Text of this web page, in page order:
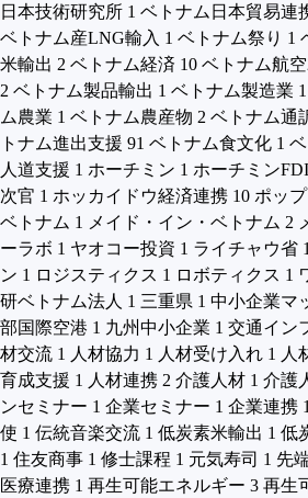
日本技術研究所 1 ベトナム日本貿易連
ベトナム産LNG輸入 1 ベトナム祭り 1
米輸出 2 ベトナム経済 10 ベトナム航
2 ベトナム製品輸出 1 ベトナム製造業 1
ム農業 1 ベトナム農産物 2 ベトナム通
トナム進出支援 91 ベトナム食文化 1
人道支援 1 ホーチミン 1 ホーチミンFDI
次官 1 ホッカイドウ経済連携 10 ポッ
ベトナム 1 メイド・イン・ベトナム 2
ーラボ 1 ヤオコー投資 1 ライチャウ省 1
ン 1 ロジスティクス 1 ロボティクス 1
研ベトナム法人 1 三重県 1 中小企業マ
部国際空港 1 九州中小企業 1 交通イン
材交流 1 人材協力 1 人材受け入れ 1 人
育成支援 1 人材連携 2 介護人材 1 介護
ンセミナー 1 企業セミナー 1 企業連携 1
使 1 伝統音楽交流 1 低炭素米輸出 1 低
1 住友商事 1 修士課程 1 元気寿司 1 先
医療連携 1 再生可能エネルギー 3 再生